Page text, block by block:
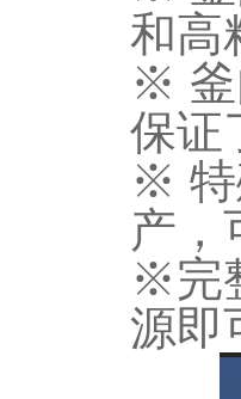
和高
※ 釜
保证
※ 特
产，
※完
源即